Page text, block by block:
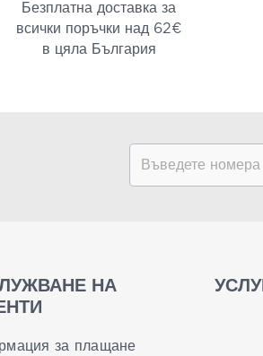
Безплатна доставка за
всички поръчки над 62€
в цяла България
НА
за плащане